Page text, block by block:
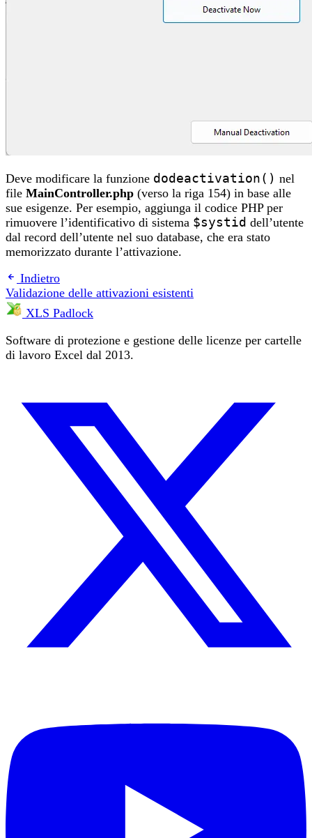
Deve modificare la funzione dodeactivation() nel
file MainController.php (verso la riga 154) in base alle
sue esigenze. Per esempio, aggiunga il codice PHP per
rimuovere l’identificativo di sistema $systid dell’utente
dal record dell’utente nel suo database, che era stato
memorizzato durante l’attivazione.
Indietro
Validazione delle attivazioni esistenti
XLS Padlock
Software di protezione e gestione delle licenze per cartelle
di lavoro Excel dal 2013.